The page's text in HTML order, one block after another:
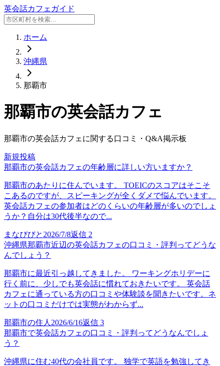
英会話カフェガイド
ホーム
沖縄県
那覇市
那覇市の英会話カフェ
那覇市の英会話カフェに関する口コミ・Q&A掲示板
新規投稿
那覇市の英会話カフェの年齢層に詳しい方いますか？
那覇市のあたりに住んでいます。 TOEICのスコアはそこそ
こあるのですが、スピーキングが全くダメで悩んでいます。
英会話カフェの参加者はどのくらいの年齢層が多いのでしょ
うか？自分は30代後半なので...
まなびびと 2026/7/8返信 2
沖縄県那覇市近辺の英会話カフェの口コミ・評判ってどうな
んでしょう？
那覇市に最近引っ越してきました。 ワーキングホリデーに
行く前に、少しでも英会話に慣れておきたいです。 英会話
カフェに通っている方の口コミや体験談を聞きたいです。ネ
ットの口コミだけでは実態がわからず...
那覇市の住人 2026/6/16返信 3
那覇市で英会話カフェの口コミ・評判ってどうなんでしょ
う？
沖縄県に住む40代の会社員です。 独学で英語を勉強してき